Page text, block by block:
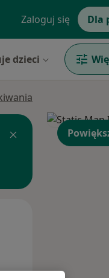
Zaloguj się Dla
dzieci